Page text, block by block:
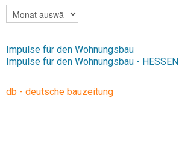
ARCHIV
Impulse für den Wohnungsbau
Impulse für den Wohnungsbau - HESSEN
db - deutsche bauzeitung